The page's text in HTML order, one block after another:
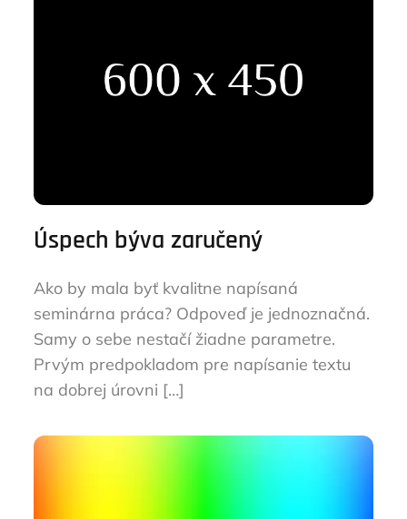
Úspech býva zaručený
Ako by mala byť kvalitne napísaná
seminárna práca? Odpoveď je jednoznačná.
Samy o sebe nestačí žiadne parametre.
Prvým predpokladom pre napísanie textu
na dobrej úrovni […]